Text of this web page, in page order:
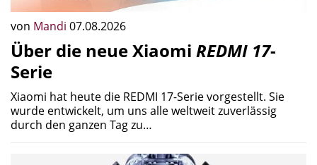
von Mandi 07.08.2026
Über die neue Xiaomi REDMI 17-
Serie
Xiaomi hat heute die REDMI 17-Serie vorgestellt. Sie
wurde entwickelt, um uns alle weltweit zuverlässig
durch den ganzen Tag zu…